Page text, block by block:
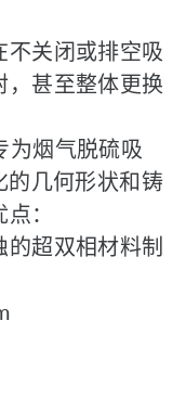
不关闭或排空吸
，甚至整体更换
为烟气脱硫吸
的几何形状和铸
：
超双相材料制